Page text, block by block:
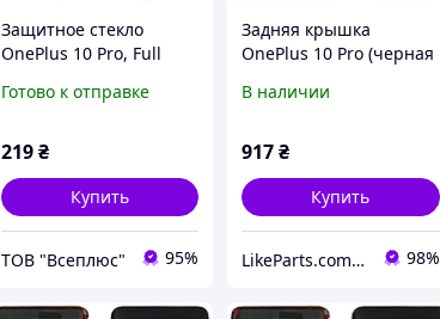
Защитное стекло
OnePlus 10 Pro, Full
Готово к отправке
219₴
Купить
ТОВ "Всеплюс" 95%
Задняя крышка
OnePlus 10 Pro (черная
стеклом камеры)
В наличии
917₴
Купить
LikeParts.com.ua - Запчасти для телефонов и планшетов 98%